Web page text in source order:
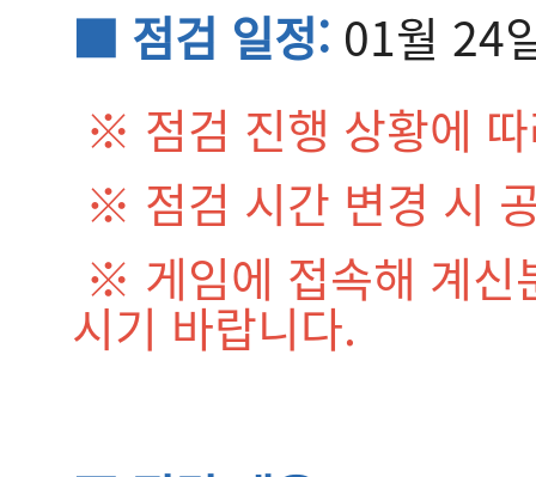
■ 점검 일정: 01월 24
※ 점검 진행 상황에
※ 점검 시간 변경 시
※ 게임에 접속해 계신
시기 바랍니다.